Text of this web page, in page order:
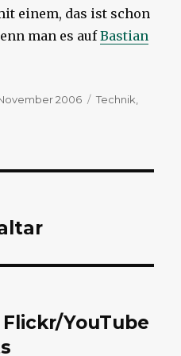
einem, das ist schon
man es aufBastian
2006 Kategorien
Technik
YouTube